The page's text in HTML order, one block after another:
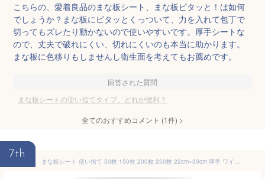
こちらの、愛着良品のまな板シート、まな板ピタッと！は如何
でしょうか？まな板にピタッとくっついて、力を入れて包丁で
切ってもズレたり動かないので使いやすいです。厚手シートな
ので、丈夫で破れにくい、切れにくいのも本当に助かります。
まな板に色移りもしませんし衛生面を考えてもお薦めです。
回答された質問
まな板シートの使い捨てタイプ、どれが便利？
全てのおすすめコメント (1件) >
7th
まな板シート 使い捨て 50枚 150枚 200枚 250枚 22cm×30cm 厚手 ワイド 丈夫 まないた しーと カッティングボード ロールじゃない まな板に汚れがつかないシート まな板汚れ防止 汚れ 色移り 臭い移り 雑菌対策 食中毒対策 カット タイプ ネコポス送料無料